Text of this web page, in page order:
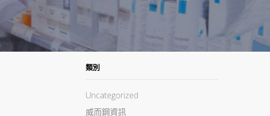
類別
Uncategorized
威而鋼資訊